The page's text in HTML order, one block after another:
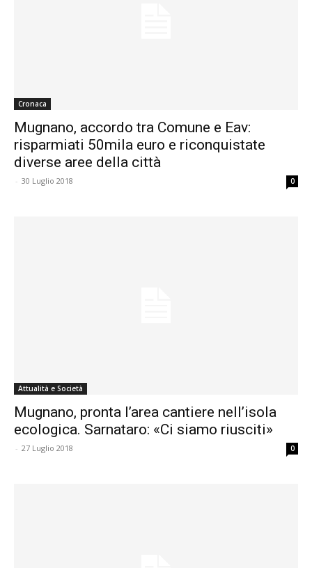
Cronaca
Mugnano, accordo tra Comune e Eav:
risparmiati 50mila euro e riconquistate
diverse aree della città
- 30 Luglio 2018 0
Attualità e Società
Mugnano, pronta l’area cantiere nell’isola
ecologica. Sarnataro: «Ci siamo riusciti»
- 27 Luglio 2018 0